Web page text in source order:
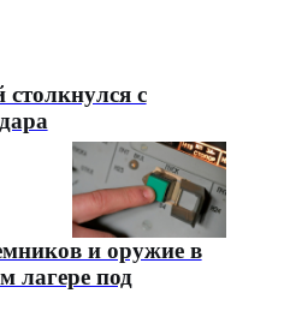
с
и оружие в
лагере под